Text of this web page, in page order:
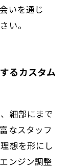
いを通じ
い。
るカスタム
細部にまで
なスタッフ
想を形にし
ンジン調整